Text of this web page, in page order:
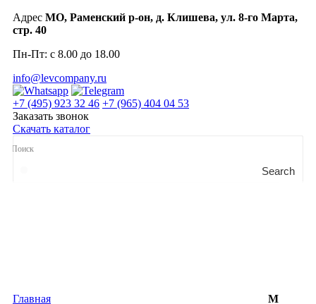
Адрес МО, Раменский р-он, д. Клишева, ул. 8-го Марта,
стр. 40
Пн-Пт: с 8.00 до 18.00
info@levcompany.ru
+7 (495) 923 32 46 +7 (965) 404 04 53
Заказать звонок
Скачать каталог
Search
Главная M